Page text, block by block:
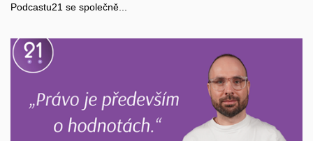
Podcastu21 se společně...